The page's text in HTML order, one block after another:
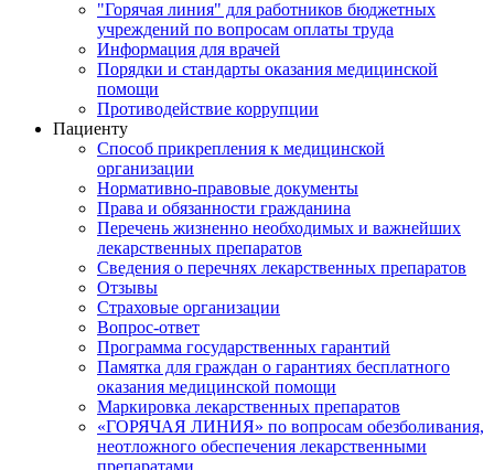
"Горячая линия" для работников бюджетных
учреждений по вопросам оплаты труда
Информация для врачей
Порядки и стандарты оказания медицинской
помощи
Противодействие коррупции
Пациенту
Способ прикрепления к медицинской
организации
Нормативно-правовые документы
Права и обязанности гражданина
Перечень жизненно необходимых и важнейших
лекарственных препаратов
Сведения о перечнях лекарственных препаратов
Отзывы
Страховые организации
Вопрос-ответ
Программа государственных гарантий
Памятка для граждан о гарантиях бесплатного
оказания медицинской помощи
Маркировка лекарственных препаратов
«ГОРЯЧАЯ ЛИНИЯ» по вопросам обезболивания,
неотложного обеспечения лекарственными
препаратами